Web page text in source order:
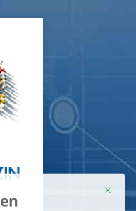
während andere uns
geben möchten,
Einige von ihnen sind
zu verbessern.
z. B. für
anpassen.